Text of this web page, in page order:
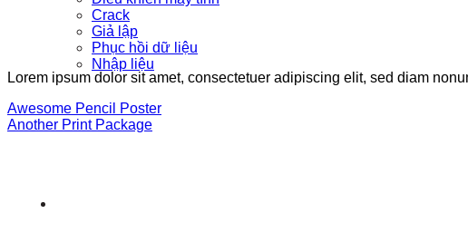
Crack
Giả lập
Phục hồi dữ liệu
Nhập liệu
Lorem ipsum dolor sit amet, consectetuer adipiscing elit, sed diam
Awesome Pencil Poster
Another Print Package